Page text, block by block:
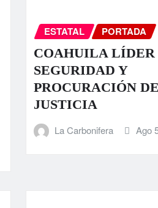
ESTATAL PORTADA
COAHUILA LÍDER
SEGURIDAD Y
PROCURACIÓN DE
JUSTICIA
La Carbonifera Ago